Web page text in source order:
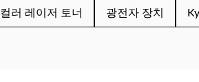
컬러 레이저 토너 광전자 장치